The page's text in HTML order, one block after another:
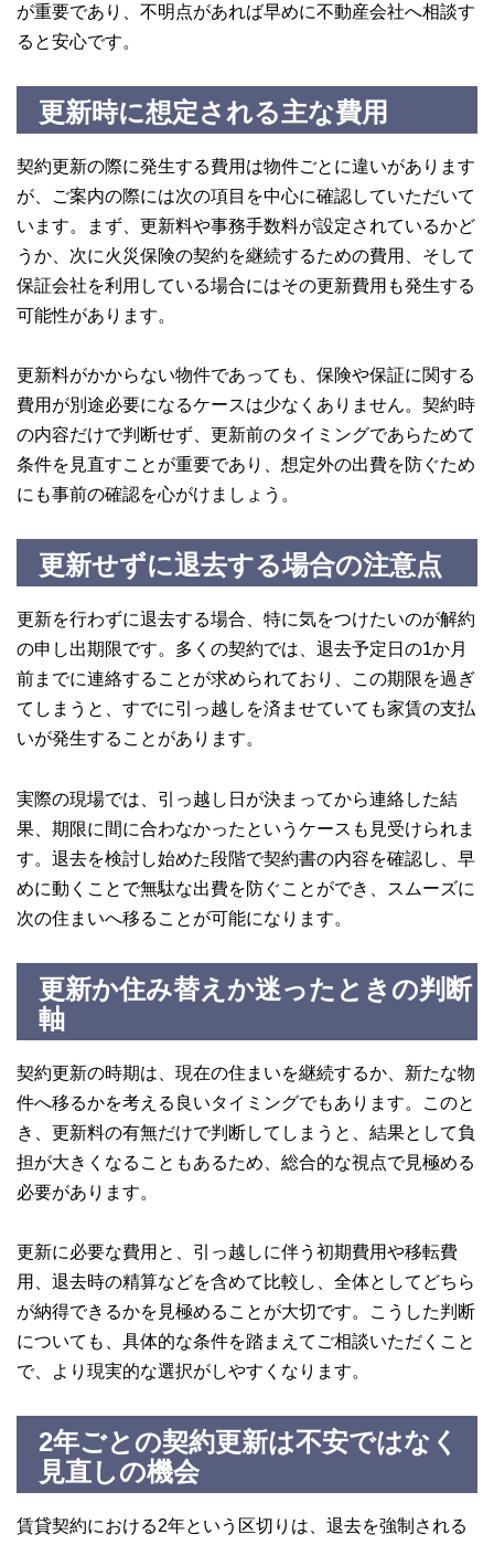
が重要であり、不明点があれば早めに不動産会社へ相談す
ると安心です。
更新時に想定される主な費用
契約更新の際に発生する費用は物件ごとに違いがあります
が、ご案内の際には次の項目を中心に確認していただいて
います。まず、更新料や事務手数料が設定されているかど
うか、次に火災保険の契約を継続するための費用、そして
保証会社を利用している場合にはその更新費用も発生する
可能性があります。
更新料がかからない物件であっても、保険や保証に関する
費用が別途必要になるケースは少なくありません。契約時
の内容だけで判断せず、更新前のタイミングであらためて
条件を見直すことが重要であり、想定外の出費を防ぐため
にも事前の確認を心がけましょう。
更新せずに退去する場合の注意点
更新を行わずに退去する場合、特に気をつけたいのが解約
の申し出期限です。多くの契約では、退去予定日の1か月
前までに連絡することが求められており、この期限を過ぎ
てしまうと、すでに引っ越しを済ませていても家賃の支払
いが発生することがあります。
実際の現場では、引っ越し日が決まってから連絡した結
果、期限に間に合わなかったというケースも見受けられま
す。退去を検討し始めた段階で契約書の内容を確認し、早
めに動くことで無駄な出費を防ぐことができ、スムーズに
次の住まいへ移ることが可能になります。
更新か住み替えか迷ったときの判断
軸
契約更新の時期は、現在の住まいを継続するか、新たな物
件へ移るかを考える良いタイミングでもあります。このと
き、更新料の有無だけで判断してしまうと、結果として負
担が大きくなることもあるため、総合的な視点で見極める
必要があります。
更新に必要な費用と、引っ越しに伴う初期費用や移転費
用、退去時の精算などを含めて比較し、全体としてどちら
が納得できるかを見極めることが大切です。こうした判断
についても、具体的な条件を踏まえてご相談いただくこと
で、より現実的な選択がしやすくなります。
2年ごとの契約更新は不安ではなく
見直しの機会
賃貸契約における2年という区切りは、退去を強制される